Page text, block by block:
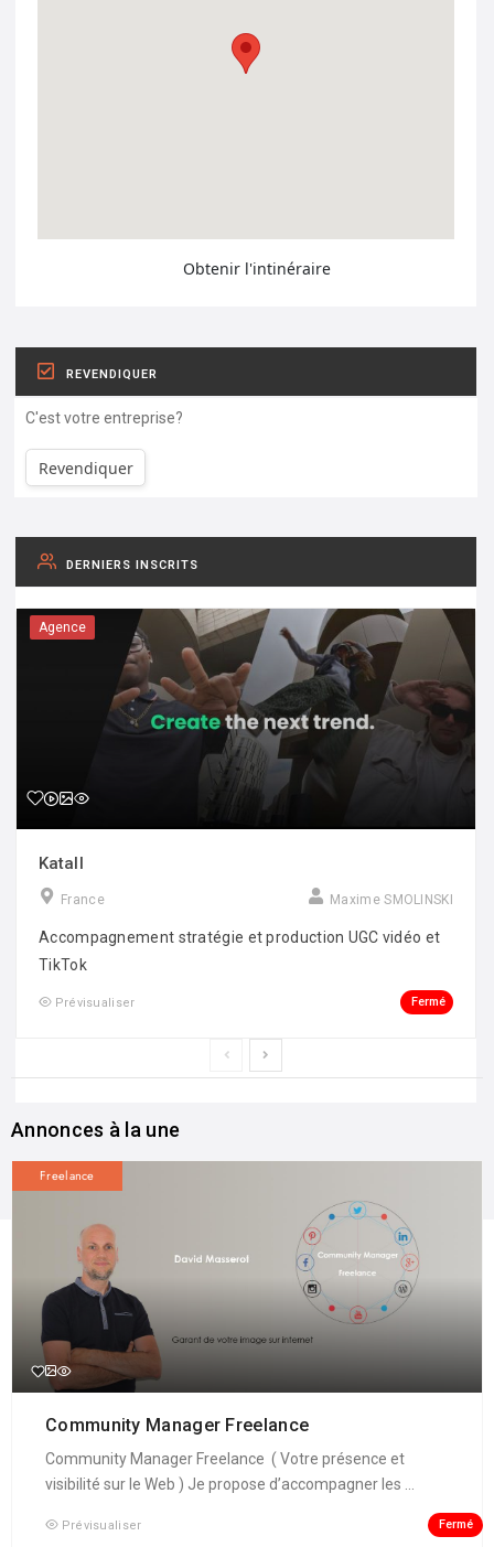
Obtenir l'intinéraire
REVENDIQUER
C'est votre entreprise?
Revendiquer
DERNIERS INSCRITS
Agence
Katall
France Maxime SMOLINSKI
Accompagnement stratégie et production UGC vidéo et
TikTok
Prévisualiser Fermé
Annonces à la une
Freelance
Community Manager Freelance
Community Manager Freelance ( Votre présence et
visibilité sur le Web ) Je propose d’accompagner les ...
Prévisualiser Fermé